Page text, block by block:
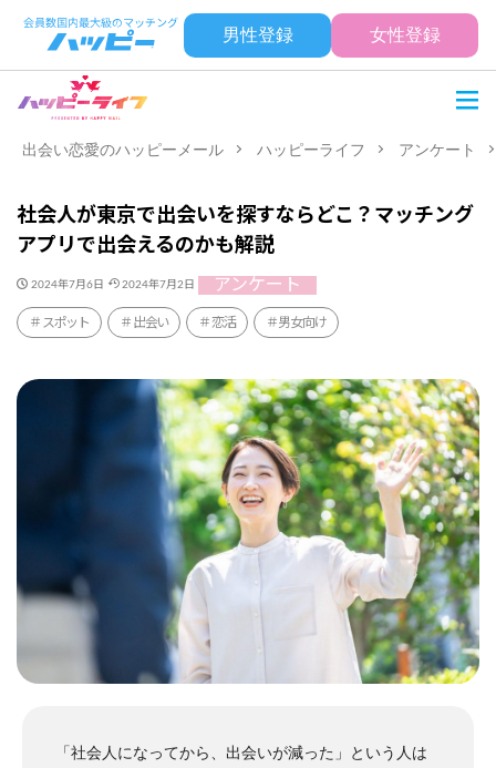
男性登録 女性登録
出会い恋愛のハッピーメール ハッピーライフ アンケート
社会人が東京で出会いを探すならどこ？マッチング
アプリで出会えるのかも解説
2024年7月6日 2024年7月2日 アンケート
スポット 出会い 恋活 男女向け
「社会人になってから、出会いが減った」という人は